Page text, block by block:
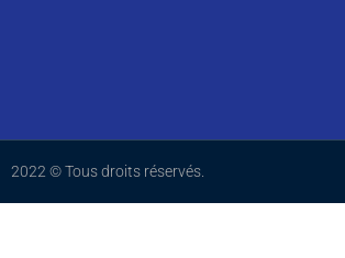
2022 © Tous droits réservés.